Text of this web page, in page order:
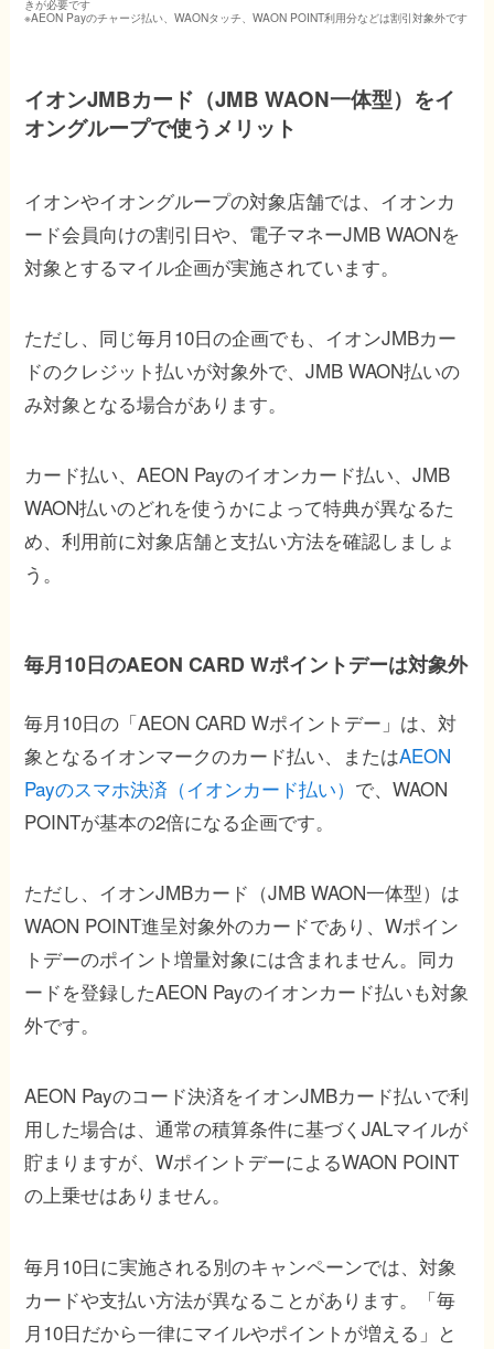
きが必要です
※AEON Payのチャージ払い、WAONタッチ、WAON POINT利用分などは割引対象外です
イオンJMBカード（JMB WAON一体型）をイ
オングループで使うメリット
イオンやイオングループの対象店舗では、イオンカ
ード会員向けの割引日や、電子マネーJMB WAONを
対象とするマイル企画が実施されています。
ただし、同じ毎月10日の企画でも、イオンJMBカー
ドのクレジット払いが対象外で、JMB WAON払いの
み対象となる場合があります。
カード払い、AEON Payのイオンカード払い、JMB
WAON払いのどれを使うかによって特典が異なるた
め、利用前に対象店舗と支払い方法を確認しましょ
う。
毎月10日のAEON CARD Wポイントデーは対象外
毎月10日の「AEON CARD Wポイントデー」は、対
象となるイオンマークのカード払い、またはAEON
Payのスマホ決済（イオンカード払い） で、WAON
POINTが基本の2倍になる企画です。
ただし、イオンJMBカード（JMB WAON一体型）は
WAON POINT進呈対象外のカードであり、Wポイン
トデーのポイント増量対象には含まれません。同カ
ードを登録したAEON Payのイオンカード払いも対象
外です。
AEON Payのコード決済をイオンJMBカード払いで利
用した場合は、通常の積算条件に基づくJALマイルが
貯まりますが、WポイントデーによるWAON POINT
の上乗せはありません。
毎月10日に実施される別のキャンペーンでは、対象
カードや支払い方法が異なることがあります。「毎
月10日だから一律にマイルやポイントが増える」と